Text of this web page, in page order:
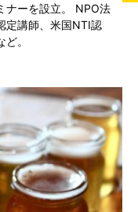
ナーを設立。 NPO法
定講師、米国NTI認
。